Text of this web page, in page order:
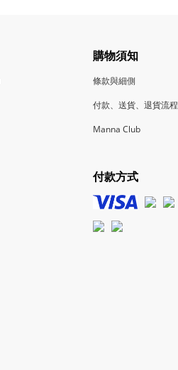
購物須知
條款與細側
付款、送貨、退貨流程
Manna Club
付款方式